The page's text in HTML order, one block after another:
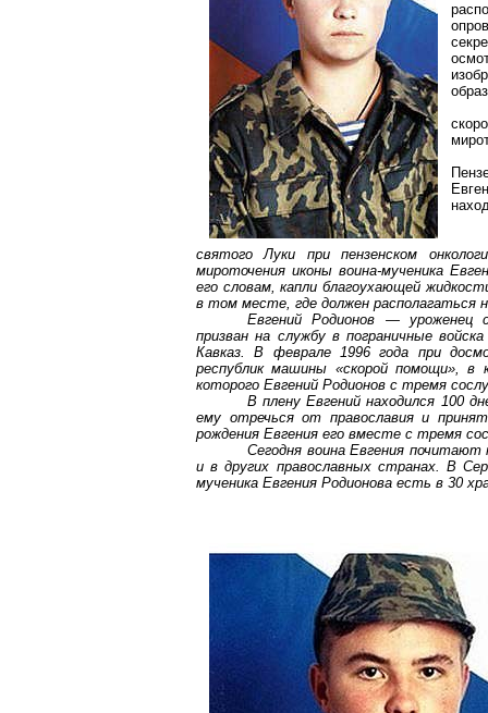
святого Луки при пензенском
мироточения иконы воина-мученика
его словам, капли благоухающей
в том месте, где должен располагаться
Евгений Родионов — уроженец
призван на службу в пограничные
Кавказ. В феврале 1996 года при
республик машины «скорой помощи», в
которого Евгений Родионов с тремя
В плену Евгений находился 100
ему отречься от православия и
рождения Евгения его вместе с тремя
Сегодня воина Евгения почитают
и в других православных странах. В
мученика Евгения Родионова есть в 30